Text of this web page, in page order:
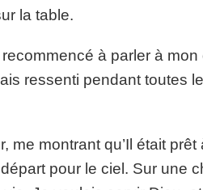
la table.
à parler à mon
ressenti pendant toutes
me montrant qu’Il était
pour le ciel. Sur une